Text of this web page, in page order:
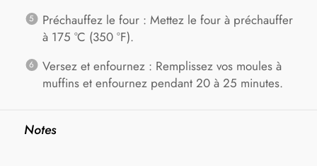
Préchauffez le four : Mettez le four à préchauffer
à 175 °C (350 °F).
Versez et enfournez : Remplissez vos moules à
muffins et enfournez pendant 20 à 25 minutes.
Notes